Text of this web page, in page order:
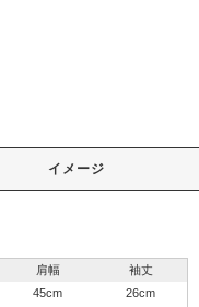
イメージ
肩幅
袖丈
45cm
26cm